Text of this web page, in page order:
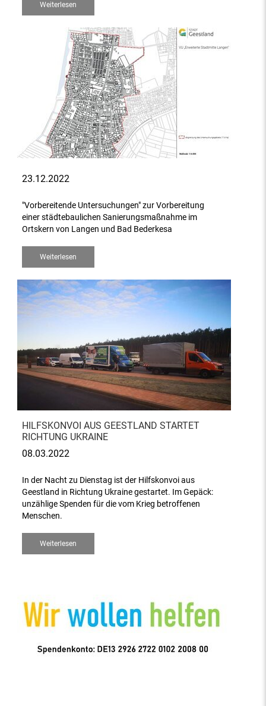
Weiterlesen
23.12.2022
"Vorbereitende Untersuchungen" zur Vorbereitung
einer städtebaulichen Sanierungsmaßnahme im
Ortskern von Langen und Bad Bederkesa
Weiterlesen
HILFSKONVOI AUS GEESTLAND STARTET
RICHTUNG UKRAINE
08.03.2022
In der Nacht zu Dienstag ist der Hilfskonvoi aus
Geestland in Richtung Ukraine gestartet. Im Gepäck:
unzählige Spenden für die vom Krieg betroffenen
Menschen.
Weiterlesen